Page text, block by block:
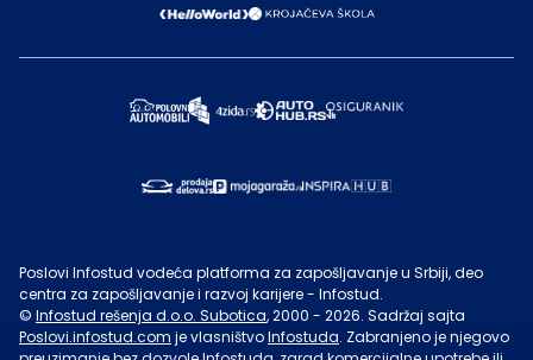
Poslovi Infostud vodeća platforma za zapošljavanje u Srbiji, deo
centra za zapošljavanje i razvoj karijere - Infostud.
© Infostud rešenja d.o.o. Subotica, 2000 - 2026. Sadržaj sajta
Poslovi.infostud.com je vlasništvoInfostuda. Zabranjeno je njegovo